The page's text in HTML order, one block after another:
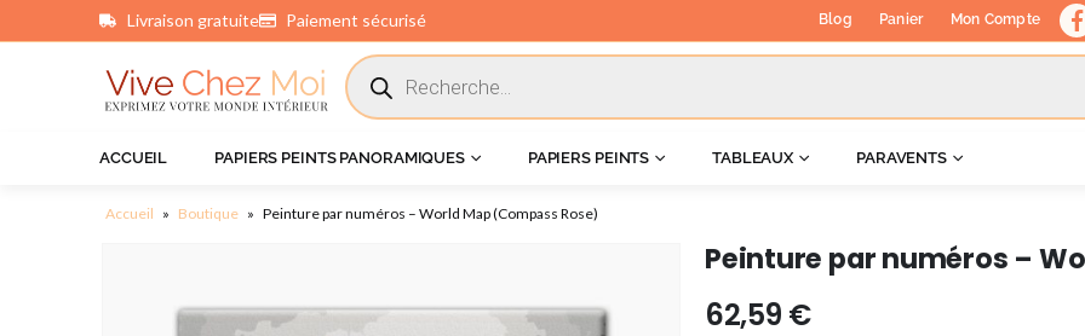
Livraison gratuite Paiement sécurisé Blog Panier Mon Compte
ACCUEIL PAPIERS PEINTS PANORAMIQUES PAPIERS PEINTS TABLEAUX PARAVENTS
Accueil » Boutique » Peinture par numéros – World Map (Compass Rose)
Peinture par numéros –
62,59 €